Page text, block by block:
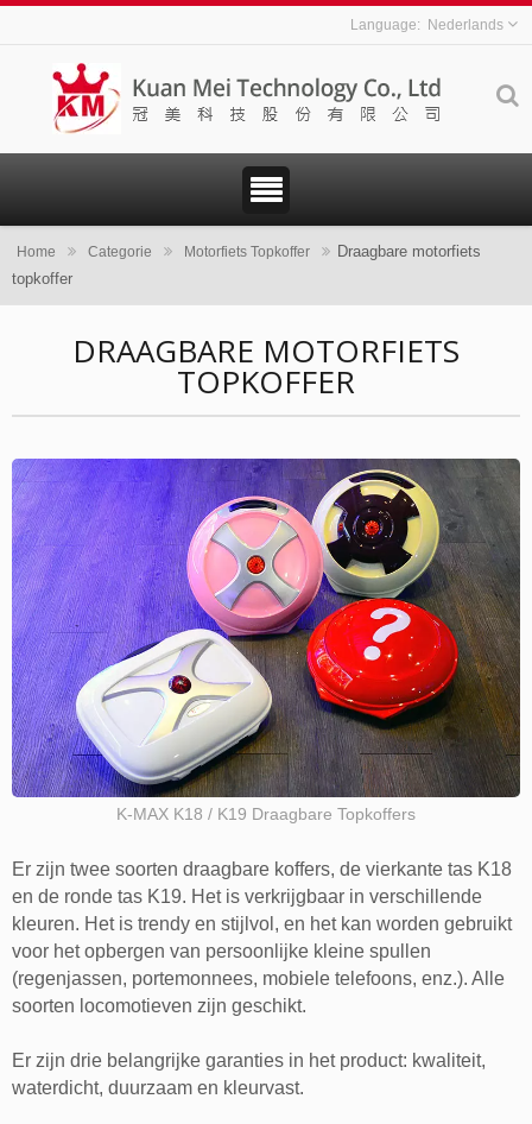
Nederlands
Home Categorie Motorfiets Topkoffer
Draagbare motorfiets
topkoffer
DRAAGBARE MOTORFIETS
TOPKOFFER
K-MAX K18 / K19 Draagbare Topkoffers
Er zijn twee soorten draagbare koffers, de vierkante tas K18
en de ronde tas K19. Het is verkrijgbaar in verschillende
kleuren. Het is trendy en stijlvol, en het kan worden gebruikt
voor het opbergen van persoonlijke kleine spullen
(regenjassen, portemonnees, mobiele telefoons, enz.). Alle
soorten locomotieven zijn geschikt.
Er zijn drie belangrijke garanties in het product: kwaliteit,
waterdicht, duurzaam en kleurvast.